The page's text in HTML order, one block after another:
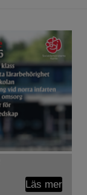
Läs mer